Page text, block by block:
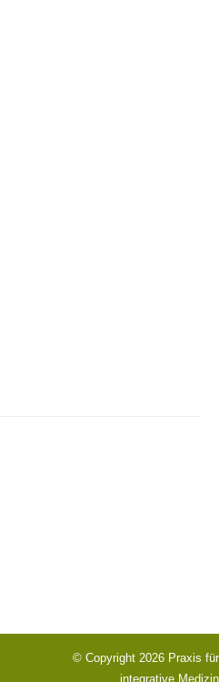
© Copyright 2026 Praxis für
integrative Medizin